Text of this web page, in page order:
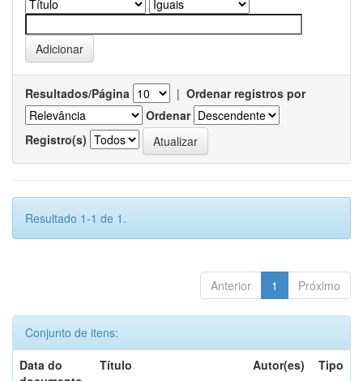
Resultados/Página | Ordenar registros por
Ordenar
Registro(s)
Resultado 1-1 de 1.
Anterior 1 Próximo
Conjunto de itens:
Data do
Título Autor(es) Tipo